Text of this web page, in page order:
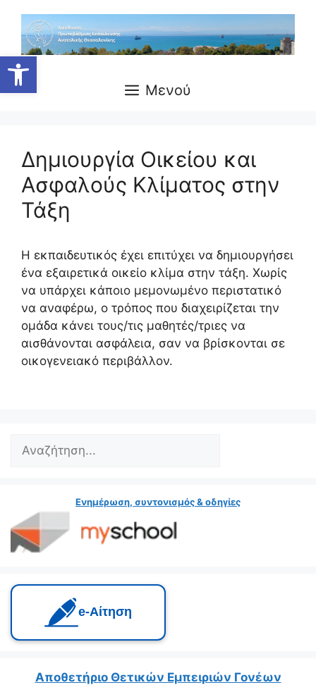
Ανοίξτε τη γραμμή εργαλείων
περιεχόμενο
Μενού
Δημιουργία Οικείου και
Ασφαλούς Κλίματος στην
Τάξη
Η εκπαιδευτικός έχει επιτύχει να δημιουργήσει
ένα εξαιρετικά οικείο κλίμα στην τάξη. Χωρίς
να υπάρχει κάποιο μεμονωμένο περιστατικό
να αναφέρω, ο τρόπος που διαχειρίζεται την
ομάδα κάνει τους/τις μαθητές/τριες να
αισθάνονται ασφάλεια, σαν να βρίσκονται σε
οικογενειακό περιβάλλον.
Ενημέρωση, συντονισμός & οδηγίες
e‑Αίτηση
Αποθετήριο Θετικών Εμπειριών Γονέων